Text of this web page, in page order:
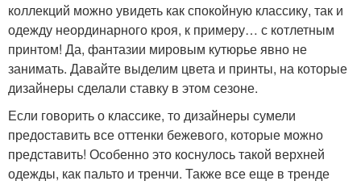
коллекций можно увидеть как спокойную классику, так и
одежду неординарного кроя, к примеру… с котлетным
принтом! Да, фантазии мировым кутюрье явно не
занимать. Давайте выделим цвета и принты, на которые
дизайнеры сделали ставку в этом сезоне.
Если говорить о классике, то дизайнеры сумели
предоставить все оттенки бежевого, которые можно
представить! Особенно это коснулось такой верхней
одежды, как пальто и тренчи. Также все еще в тренде